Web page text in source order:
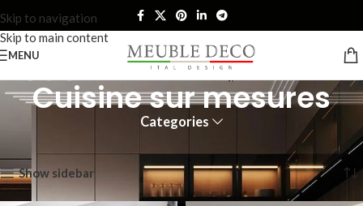
Skip to navigation
Skip to main content
MENU
Cuisine sur mesures
Categories
9 résultats affichés
Show sidebar